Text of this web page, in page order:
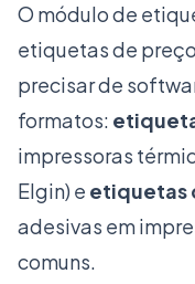
O módulo de
etiquetas de
precisar de
formatos:
impressoras
Elgin) e etiquetas
adesivas em
comuns.